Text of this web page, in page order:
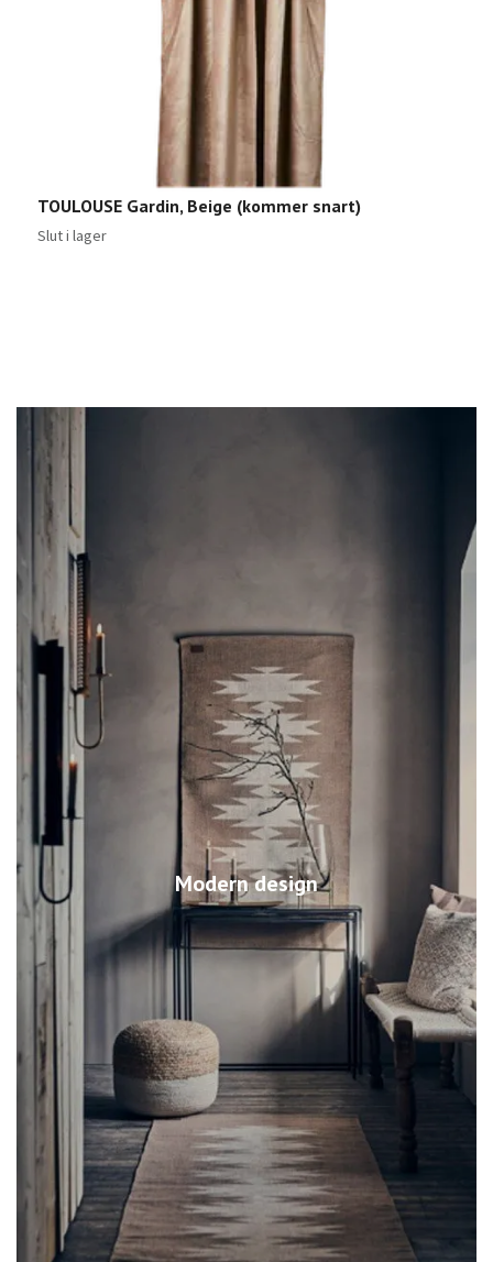
Modern design
TOULOUSE Gardin, Beige (kommer snart)
Slut i lager